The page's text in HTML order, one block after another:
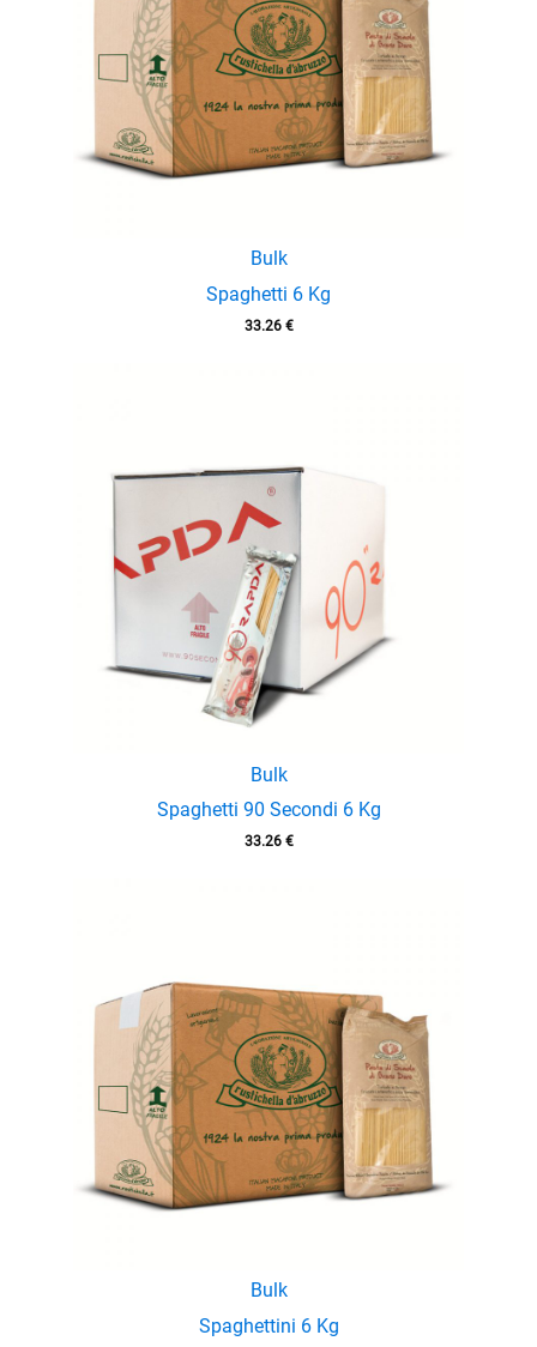
Bulk
Spaghetti 6 Kg
33.26 €
Bulk
Spaghetti 90 Secondi 6 Kg
33.26 €
Bulk
Spaghettini 6 Kg